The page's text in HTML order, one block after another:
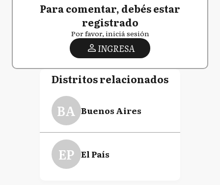
Para comentar, debés estar
registrado
Por favor, iniciá sesión
INGRESA
Distritos relacionados
BA Buenos Aires
EP El País